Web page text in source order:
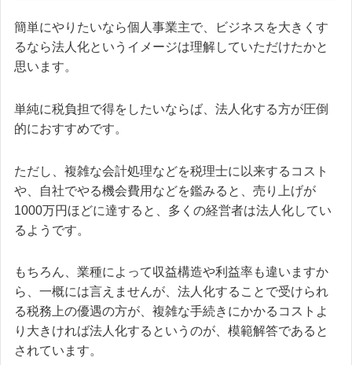
簡単にやりたいなら個人事業主で、ビジネスを大きくす
るなら法人化というイメージは理解していただけたかと
思います。
単純に税負担で得をしたいならば、法人化する方が圧倒
的におすすめです。
ただし、複雑な会計処理などを税理士に以来するコスト
や、自社でやる機会費用などを鑑みると、売り上げが
1000万円ほどに達すると、多くの経営者は法人化してい
るようです。
もちろん、業種によって収益構造や利益率も違いますか
ら、一概には言えませんが、法人化することで受けられ
る税務上の優遇の方が、複雑な手続きにかかるコストよ
り大きければ法人化するというのが、模範解答であると
されています。